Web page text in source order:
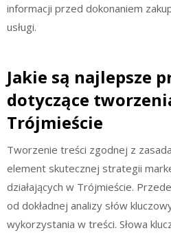
informacji przed dokonaniem
usługi.
Jakie są najlepsze
dotyczące
Trójmieście
Tworzenie treści zgodnej z
element skutecznej strategii
działających w Trójmieście.
od dokładnej analizy słów
wykorzystania w treści. Słowa